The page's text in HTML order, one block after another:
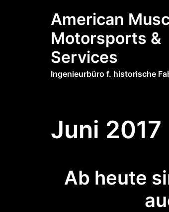
American
Motorsports &
Services
Ingenieurbüro f. historische
Juni 2017
Ab heute